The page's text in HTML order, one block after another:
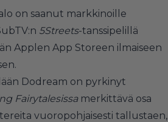
on saanut markkinoille
5Streets-tanssipelillä
Applen App Storeen ilmaiseen
Dodream on pyrkinyt
Fairytalesissamerkittävä osa
vuoropohjaisesti tallustaen,